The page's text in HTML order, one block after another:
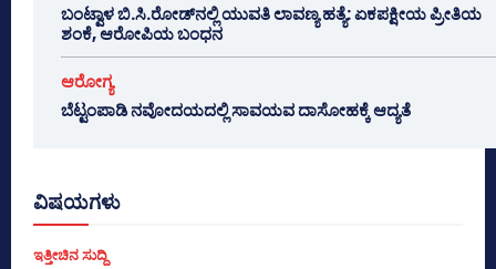
ಬಂಟ್ವಾಳ ಬಿ.ಸಿ.ರೋಡ್‌ನಲ್ಲಿ ಯುವತಿ ಲಾವಣ್ಯ ಹತ್ಯೆ: ಏಕಪಕ್ಷೀಯ ಪ್ರೀತಿಯ
ಶಂಕೆ, ಆರೋಪಿಯ ಬಂಧನ
ಆರೋಗ್ಯ
ಬೆಟ್ಟಂಪಾಡಿ ನವೋದಯದಲ್ಲಿ ಸಾವಯವ ದಾಸೋಹಕ್ಕೆ ಆದ್ಯತೆ
ವಿಷಯಗಳು
ಇತ್ತೀಚಿನ ಸುದ್ದಿ